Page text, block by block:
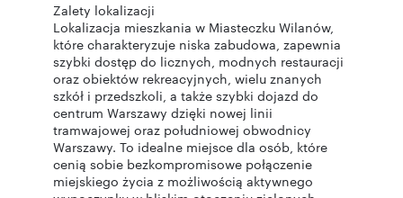
Zalety lokalizacji
Lokalizacja mieszkania w Miasteczku Wilanów,
które charakteryzuje niska zabudowa, zapewnia
szybki dostęp do licznych, modnych restauracji
oraz obiektów rekreacyjnych, wielu znanych
szkół i przedszkoli, a także szybki dojazd do
centrum Warszawy dzięki nowej linii
tramwajowej oraz południowej obwodnicy
Warszawy. To idealne miejsce dla osób, które
cenią sobie bezkompromisowe połączenie
miejskiego życia z możliwością aktywnego